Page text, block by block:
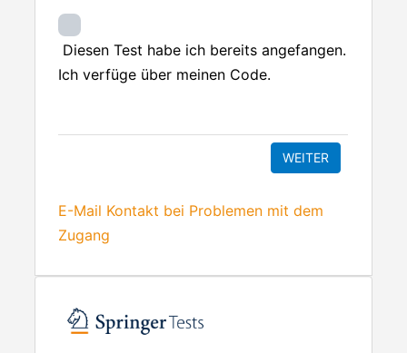
Diesen Test habe ich bereits angefangen.
Ich verfüge über meinen Code.
E-Mail Kontakt bei Problemen mit dem
Zugang